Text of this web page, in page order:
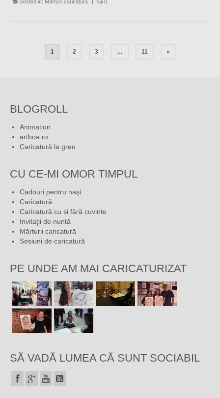
posted in: Mărturii caricatură | 0
1 2 3 … 11 »
BLOGROLL
Animation
artboa.ro
Caricatură la greu
CU CE-MI OMOR TIMPUL
Cadouri pentru naşi
Caricatură
Caricatură cu și fără cuvinte
Invitaţii de nuntă
Mărturii caricatură
Sesiuni de caricatură
PE UNDE AM MAI CARICATURIZAT
SĂ VADĂ LUMEA CĂ SUNT SOCIABIL